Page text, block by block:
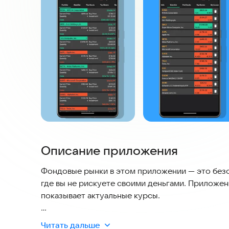
Описание приложения
Фондовые рынки в этом приложении — это
где вы не рискуете своими деньгами.
показывает актуальные курсы.
Торговый симулятор для бирж BSE, NSE,
Читать дальше